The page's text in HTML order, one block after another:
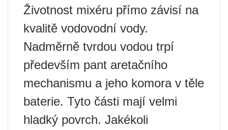
Životnost mixéru přímo závisí na
kvalitě vodovodní vody.
Nadměrně tvrdou vodou trpí
především pant aretačního
mechanismu a jeho komora v těle
baterie. Tyto části mají velmi
hladký povrch. Jakékoli